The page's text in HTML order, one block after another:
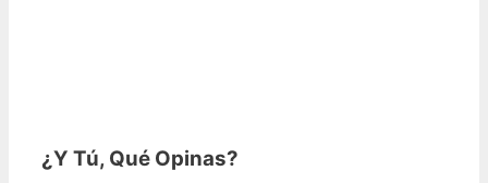
¿Y Tú, Qué Opinas?